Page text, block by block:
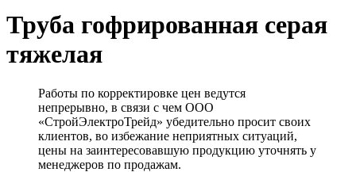
Труба гофрированная серая
тяжелая
Работы по корректировке цен ведутся
непрерывно, в связи с чем ООО
«СтройЭлектроТрейд» убедительно просит своих
клиентов, во избежание неприятных ситуаций,
цены на заинтересовавшую продукцию уточнять у
менеджеров по продажам.